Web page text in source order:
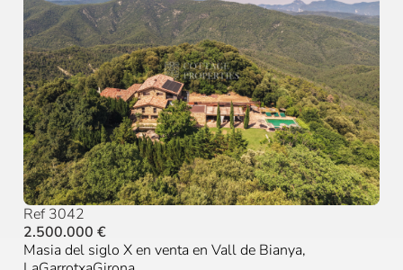
Ref 3042
2.500.000 €
Masia del siglo X en venta en Vall de Bianya,